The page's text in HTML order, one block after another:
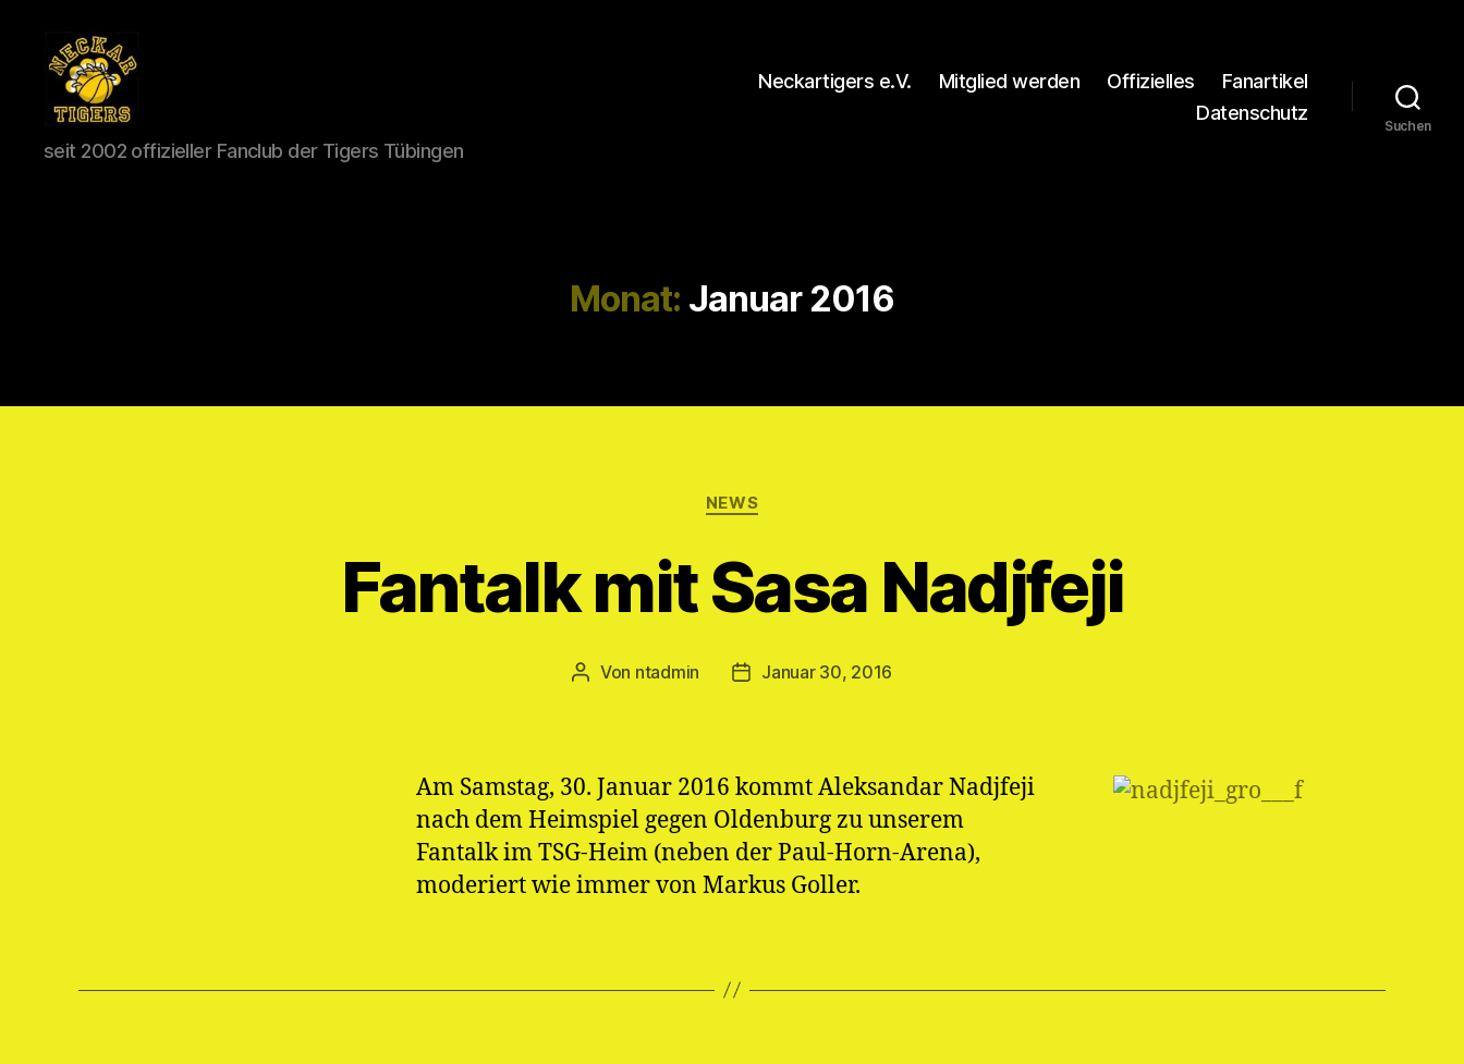
Neckar
Tigers
seit 2002 offizieller Fanclub der Tigers Tübingen
Neckartigers e.V. Mitglied werden Offizielles
Fanartikel
Datenschutz
Suchen
Monat: Januar 2016
Kategorien
NEWS
Fantalk mit Sasa Nadjfeji
Beitragsautor
Von ntadmin Veröffentlichungsdatum
Januar 30, 2016
Am Samstag, 30. Januar 2016 kommt Aleksandar Nadjfeji
nach dem Heimspiel gegen Oldenburg zu unserem
Fantalk im TSG-Heim (neben der Paul-Horn-Arena),
moderiert wie immer von Markus Goller.